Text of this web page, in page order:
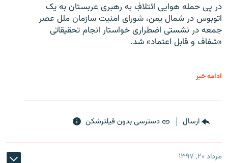
در پی حمله هوایی ائتلافِ به رهبری عربستان به یک
اتوبوس در شمال یمن، شورای امنیت سازمان ملل عصر
جمعه در نشستی اضطراری خواستار انجام تحقیقاتی
«شفاف و قابل اعتماد» شد.
ادامه خبر
ارسال دسترسی بدون فیلترشکن
مرداد ۲۰, ۱۳۹۷